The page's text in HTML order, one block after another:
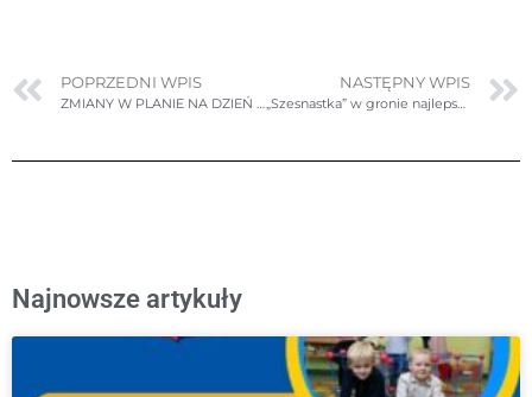
POPRZEDNI WPIS
ZMIANY W PLANIE NA DZIEŃ 18.05.2022r. środa
NASTĘPNY WPIS
„Szesnastka” w gronie najlepszych
Najnowsze artykuły